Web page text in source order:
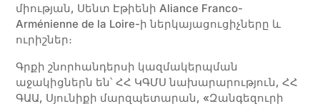
միության, Սենտ Էթիենի Aliance Franco-
Arménienne de la Loire-ի ներկայացուցիչները և
ուրիշներ։
Գրքի շնորհանդերսի կազմակերպման
աջակիցներն են՝ ՀՀ ԿԳՄՍ նախարարություն, ՀՀ
ԳԱԱ, Սյունիքի մարզպետարան, «Զանգեզուրի